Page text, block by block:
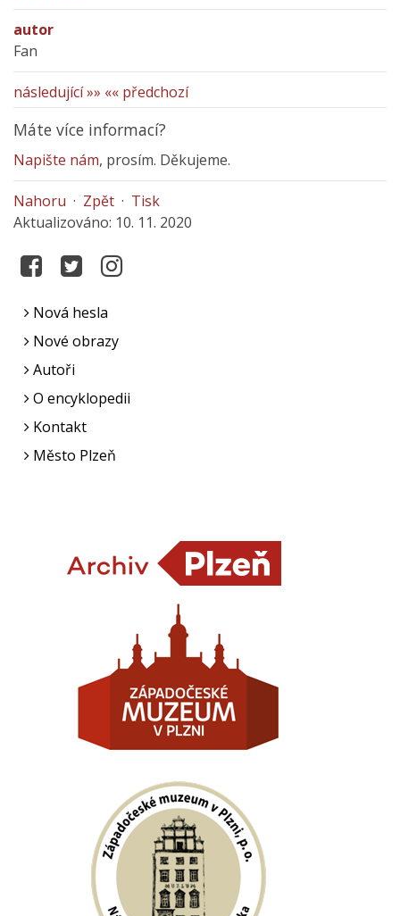
autor
Fan
následující »» «« předchozí
Máte více informací?
Napište nám, prosím. Děkujeme.
Nahoru · Zpět · Tisk
Aktualizováno: 10. 11. 2020
Nová hesla
Nové obrazy
Autoři
O encyklopedii
Kontakt
Město Plzeň